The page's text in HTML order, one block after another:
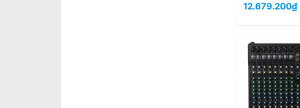
12.679.200₫